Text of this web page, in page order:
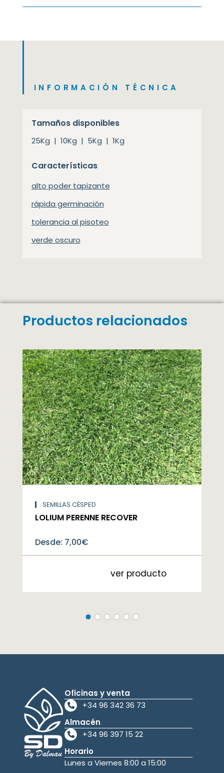
INFORMACIÓN TÉCNICA
Tamaños disponibles
25Kg | 10Kg | 5Kg | 1Kg
Características
alto poder tapizante
rápida germinación
tolerancia al pisoteo
verde oscuro
Productos relacionados
SEMILLAS CÉSPED
LOLIUM PERENNE RECOVER
Desde: 7,00€
ver producto
Oficinas y venta
+34 96 342 36 73
Almacén
+34 96 397 15 22
Horario
Lunes a Viernes 8:00 a 15:00